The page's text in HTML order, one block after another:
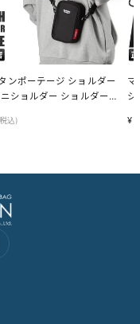
ンポーテージ ショルダー
ショルダー ショルダーポ
込)
マ
シ
¥